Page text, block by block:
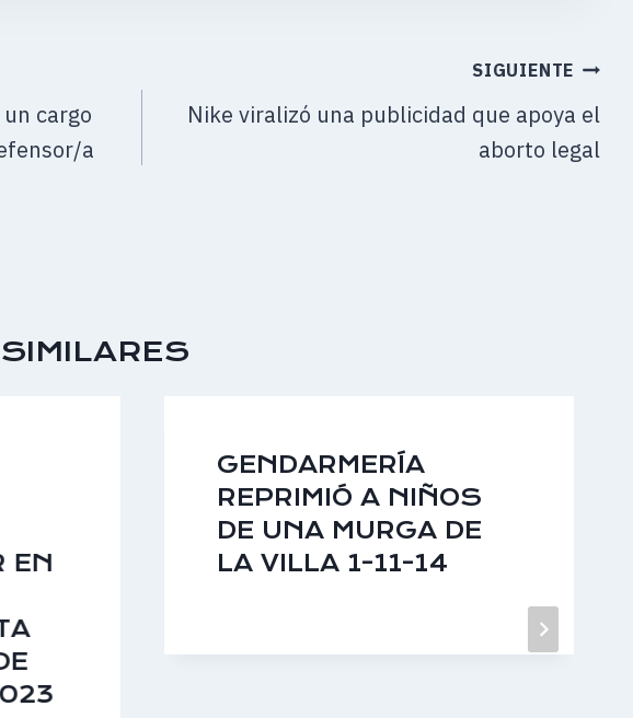
cargo
a
SIGUIENTE
Nike viralizó una publicidad que apoya el
aborto legal
EN
GENDARMERÍA
REPRIMIÓ A NIÑOS
DE UNA MURGA DE
LA VILLA 1-11-14